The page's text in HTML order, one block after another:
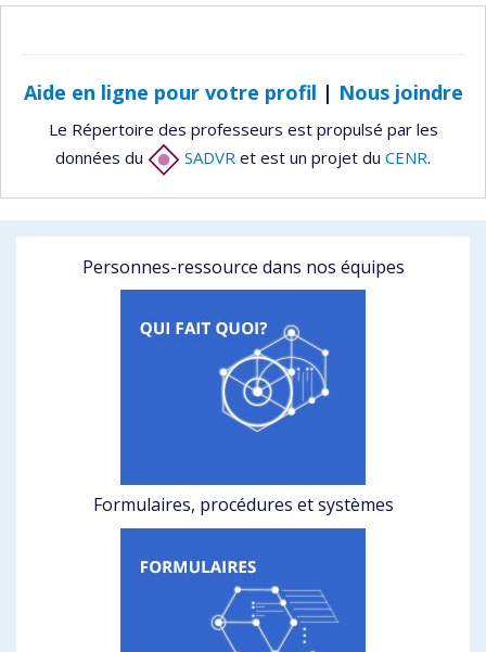
Aide en ligne pour votre profil | Nous joindre
Le Répertoire des professeurs est propulsé par les
données du
SADVR et est un projet du CENR.
Personnes-ressource dans nos équipes
Formulaires, procédures et systèmes